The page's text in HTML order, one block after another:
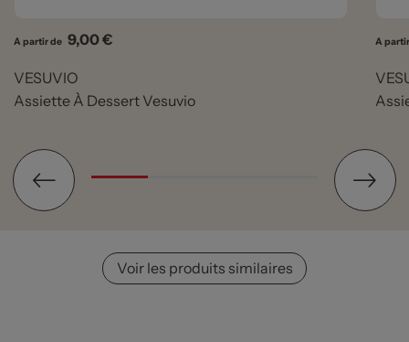
A partir de Prix
9,00 €
VESUVIO
Assiette À Dessert Vesuvio
A
Voir les produits similaires